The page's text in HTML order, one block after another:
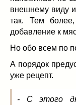
Напитки(3)
Овощные
Сладкие
разном(9)
внешнему виду
так. Тем
добавление к
Но обо всем по
А порядок
уже рецепт.
- С этого